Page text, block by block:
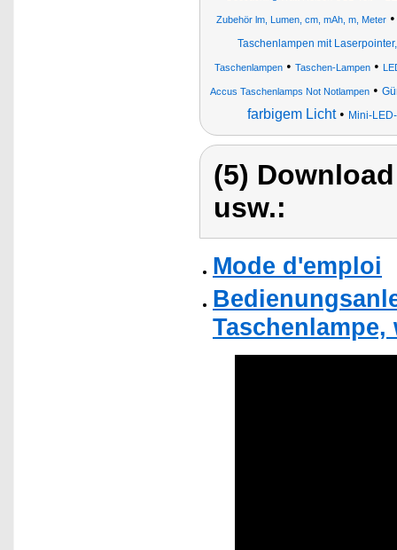
Zubehör lm, Lumen, cm, mAh, m, Meter
Taschenlampen mit
Taschenlampen• Taschen-Lampen•
Accus Taschenlamps Not Notlampen•
farbigem Licht• Mini-
(5)
usw.:
Mode d'emploi
Taschenlampe,